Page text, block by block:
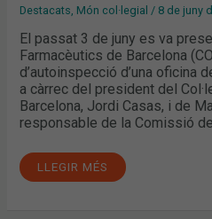
Destacats Món col·legial / 8 de juny
El passat 3 de juny es va
Farmacèutics de Barcelona
d’autoinspecció d’una oficina
a càrrec del president del
Barcelona, Jordi Casas, i de
responsable de la Comissió
LLEGIR MÉS